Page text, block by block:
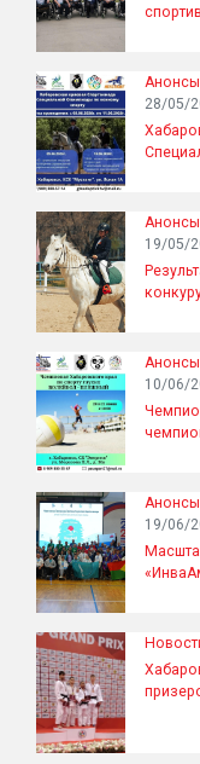
Анонсы
28/05/
Анонсы
19/05/
Анонсы
10/06/
Анонсы
19/06/